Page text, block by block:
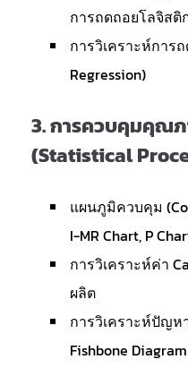
การถดถอยโลจิสติ
การวิเคราะห์การ
Regression)
3.การควบคุมคุณ
(Statistical
แผนภูมิควบคุม
I-MR Chart, P
การวิเคราะห์ค่า
ผลิต
การวิเคราะห์ปัญห
Fishbone